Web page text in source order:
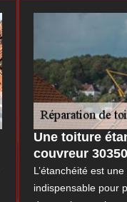
Une toiture
couvreur 30350
L’étanchéité est
indispensable pour